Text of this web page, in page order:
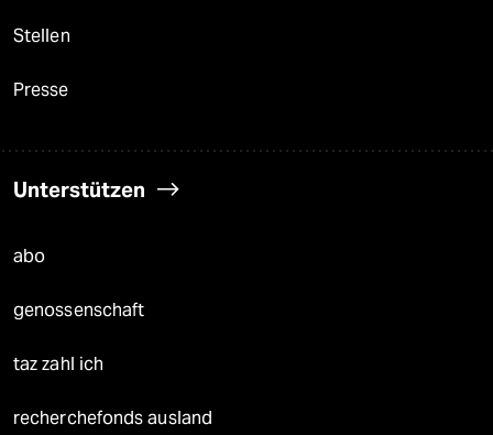
Stellen
Presse
Unterstützen
abo
genossenschaft
taz zahl ich
recherchefonds ausland